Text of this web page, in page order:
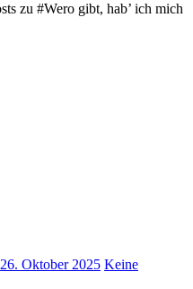
26. Oktober 2025 Keine